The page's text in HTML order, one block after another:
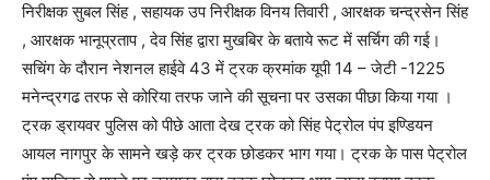
निरीक्षक सुबल सिंह , सहायक उप निरीक्षक विनय तिवारी , आरक्षक चन्द्रसेन सिंह
, आरक्षक भानूप्रताप , देव सिंह द्वारा मुखबिर के बताये रूट में सर्चिग की गई।
सचिंग के दौरान नेशनल हाईवे 43 में ट्रक क्रमांक यूपी 14 – जेटी -1225
मनेन्द्रगढ तरफ से कोरिया तरफ जाने की सूचना पर उसका पीछा किया गया ।
ट्रक ड्रायवर पुलिस को पीछे आता देख ट्रक को सिंह पेट्रोल पंप इण्डियन
आयल नागपुर के सामने खड़े कर ट्रक छोडकर भाग गया। ट्रक के पास पेट्रोल